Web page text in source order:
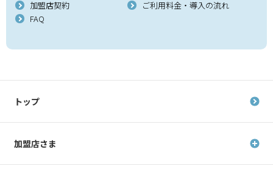
加盟店契約
ご利用料金・導入の流れ
FAQ
トップ
加盟店さま